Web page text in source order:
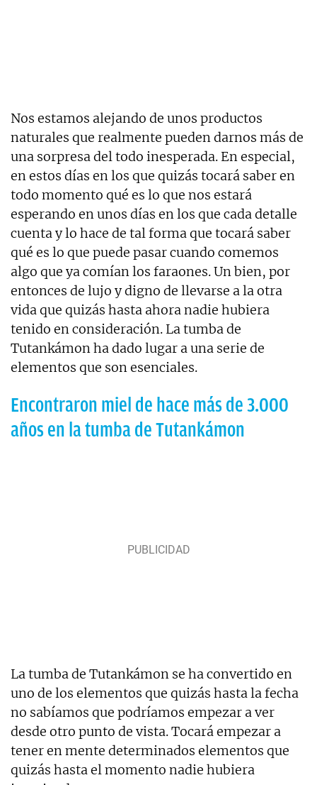
Nos estamos alejando de unos productos
naturales que realmente pueden darnos más de
una sorpresa del todo inesperada. En especial,
en estos días en los que quizás tocará saber en
todo momento qué es lo que nos estará
esperando en unos días en los que cada detalle
cuenta y lo hace de tal forma que tocará saber
qué es lo que puede pasar cuando comemos
algo que ya comían los faraones. Un bien, por
entonces de lujo y digno de llevarse a la otra
vida que quizás hasta ahora nadie hubiera
tenido en consideración. La tumba de
Tutankámon ha dado lugar a una serie de
elementos que son esenciales.
Encontraron miel de hace más de 3.000
años en la tumba de Tutankámon
La tumba de Tutankámon se ha convertido en
uno de los elementos que quizás hasta la fecha
no sabíamos que podríamos empezar a ver
desde otro punto de vista. Tocará empezar a
tener en mente determinados elementos que
quizás hasta el momento nadie hubiera